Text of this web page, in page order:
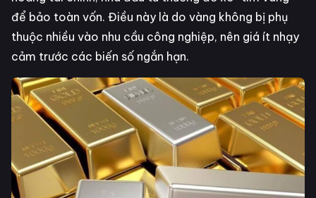
để bảo toàn vốn. Điều này là do vàng không bị phụ
thuộc nhiều vào nhu cầu công nghiệp, nên giá ít nhạy
cảm trước các biến số ngắn hạn.